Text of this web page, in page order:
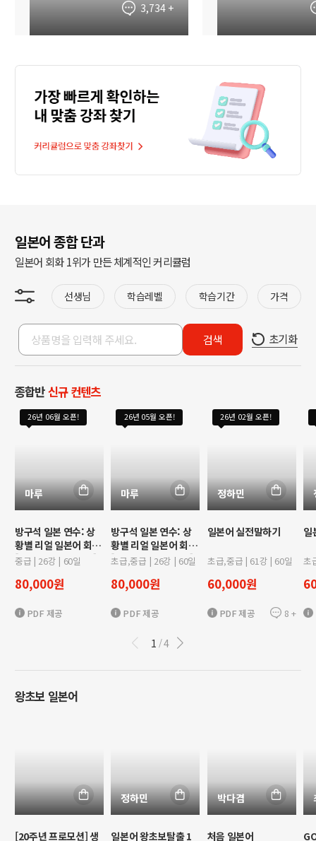
3,734 +
일본어 종합 단과
일본어 회화 1위가 만든 체계적인 커리큘럼
선생님 학습레벨 학습기간 가격
검색 초기화
종합반신규 컨텐츠
26년 06월 오픈!
마루
방구석 일본 연수: 상
황별 리얼 일본어 회화
[일본 생활 적응기편]
중급 | 26강 | 60일
80,000원
PDF 제공
26년 05월 오픈!
마루
방구석 일본 연수: 상
황별 리얼 일본어 회화
[일본 친구 사귀기편]
초급,중급 | 26강 | 60일
80,000원
PDF 제공
26년 02월 오픈!
정하민
일본어 실전말하기
초급,중급 | 61강 | 60일
60,000원
PDF 제공 8 +
일
초
1 /4
왕초보 일본어
[20주년 프로모션] 생
정하민
일본어 왕초보탈출 1
박다겸
처음 일본어